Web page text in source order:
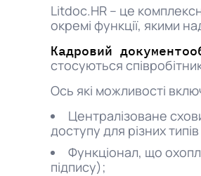
Litdoc.HR – це
окремі функції, якими
Кадровий
стосуються
Ось які можливості
Централізоване
доступу для різних
Функціонал, що
підпису);